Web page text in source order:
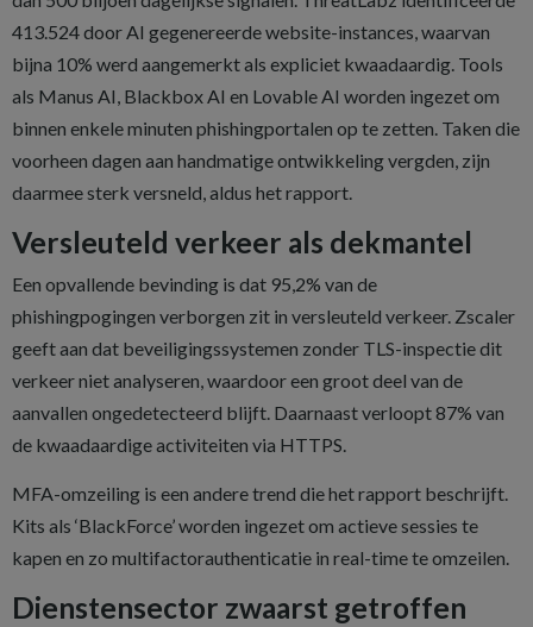
413.524 door AI gegenereerde website-instances, waarvan
bijna 10% werd aangemerkt als expliciet kwaadaardig. Tools
als Manus AI, Blackbox AI en Lovable AI worden ingezet om
binnen enkele minuten phishingportalen op te zetten. Taken die
voorheen dagen aan handmatige ontwikkeling vergden, zijn
daarmee sterk versneld, aldus het rapport.
Versleuteld verkeer als dekmantel
Een opvallende bevinding is dat 95,2% van de
phishingpogingen verborgen zit in versleuteld verkeer. Zscaler
geeft aan dat beveiligingssystemen zonder TLS-inspectie dit
verkeer niet analyseren, waardoor een groot deel van de
aanvallen ongedetecteerd blijft. Daarnaast verloopt 87% van
de kwaadaardige activiteiten via HTTPS.
MFA-omzeiling is een andere trend die het rapport beschrijft.
Kits als ‘BlackForce’ worden ingezet om actieve sessies te
kapen en zo multifactorauthenticatie in real-time te omzeilen.
Dienstensector zwaarst getroffen